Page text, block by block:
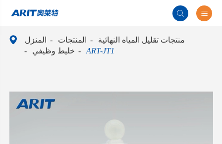
 
 المنزل المنتجات
منتجات تقليل المياه النهائية
خليط وظيفي
ART-JT1